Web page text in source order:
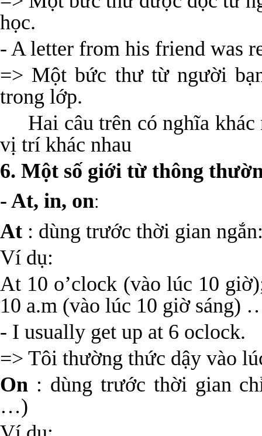
học.
- A letter from his friend was
=> Một bức thư từ người
trong lớp.
Hai câu trên có nghĩa
vị trí khác nhau
6. Một số giới từ thông
- At, in, on:
At : dùng trước thời gian
Ví dụ:
At 10 o’clock (vào lúc 10
10 a.m (vào lúc 10 giờ sáng)
- I usually get up at 6 oclock.
=> Tôi thường thức dậy vào
On : dùng trước thời gian
…)